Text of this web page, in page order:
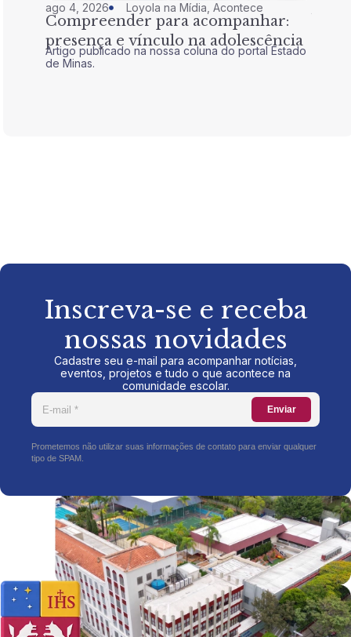
ago 4, 2026 Loyola na Mídia ,Acontece
Compreender para acompanhar:
presença e vínculo na adolescência
Artigo publicado na nossa coluna do portal Estado
de Minas.
Inscreva-se e receba
nossas novidades
Cadastre seu e-mail para acompanhar notícias,
eventos, projetos e tudo o que acontece na
comunidade escolar.
Enviar
Prometemos não utilizar suas informações de contato para enviar qualquer
tipo de SPAM.